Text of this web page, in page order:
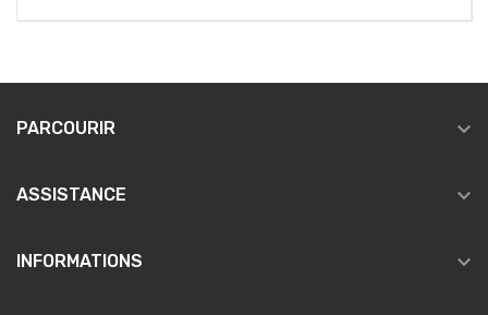
PARCOURIR 
ASSISTANCE 
INFORMATIONS 